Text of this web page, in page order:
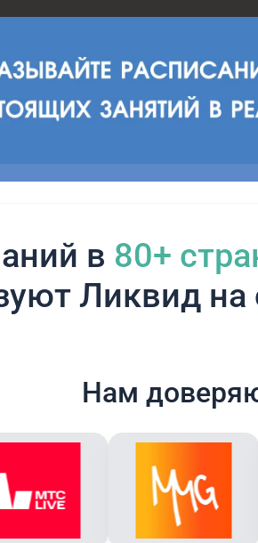
в 80+
Ликвид на
Нам